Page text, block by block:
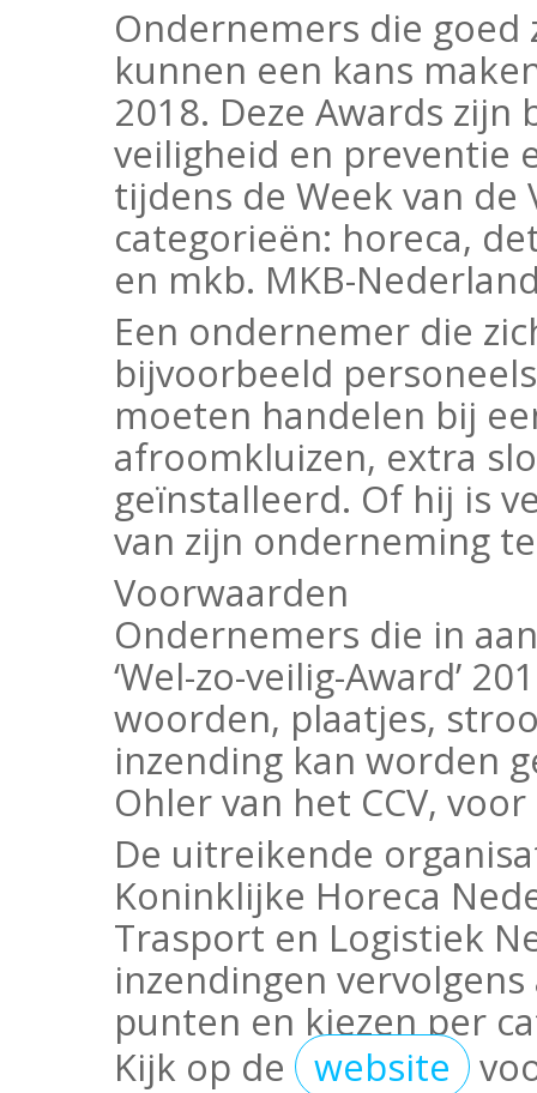
Ondernemers die
kunnen een kans
2018. Deze Awards
veiligheid en preventie
tijdens de Week van
categorieën: horeca,
en mkb. MKB-
Een ondernemer die
bijvoorbeeld
moeten handelen bij
afroomkluizen, extra
geïnstalleerd. Of hij is
van zijn onderneming
Voorwaarden
Ondernemers die in
‘Wel-zo-veilig-Award’
woorden, plaatjes,
inzending kan worden
Ohler van het CCV,
De uitreikende
Koninklijke Horeca
Trasport en Logistiek
inzendingen
punten en kiezen per
Kijk op de
website